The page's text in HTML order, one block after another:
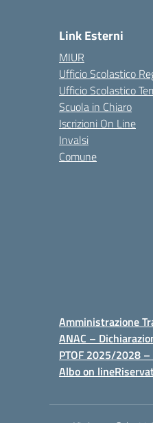
Link Esterni
MIUR
Ufficio Scolastico
Ufficio Scolastico
Scuola in Chiaro
Iscrizioni On Line
Invalsi
Comune
Amministrazione
ANAC –
PTOF 2025/2028
Albo on line